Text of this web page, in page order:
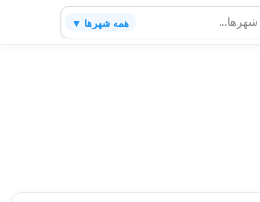
همه شهرها ▼